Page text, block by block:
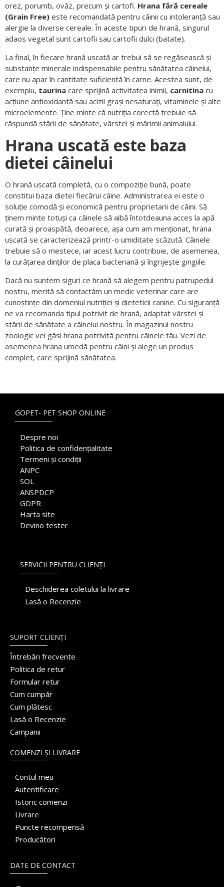
orez, porumb, ovăz, precum și cartofi. Hrana fără cereale
(Grain Free) este recomandată pentru câinii cu intoleranță sau
alergie la diverse cereale. În aceste tipuri de hrană, singurul
adaos vegetal sunt cartofii sau cartofii dulci (batate).
La final, în fiecare hrană uscată ar trebui să se regăsească și
substanțe minerale indispensabile pentru sănătatea câinelui,
care nu apar în cantitate suficientă în carne. Acestea sunt, de
exemplu, taurina care sprijină activitatea inimii, carnitina cu
acțiune antioxidantă sau acizii grași nesaturați, vitaminele și alte
microelemente. Ține minte că nutriția corectă trebuie să
răspundă stării de sănătate, vârstei și mărimii animalului.
Hrana uscată este baza
dietei câinelui
O hrană uscată completă, cu o compoziție bună, poate
constitui baza dietei fiecărui câine. Administrarea ei este o
soluție comodă și economică pentru proprietarii de câini. Să
ținem minte totuși ca câinele să aibă întotdeauna acces la apă
curată și proaspătă, deoarece, așa cum am menționat, hrana
uscată se caracterizează printr-o umiditate scăzută. Câinele
trebuie să o mestece, iar acest lucru contribuie, de asemenea,
la curățarea dinților de placa bacteriană și îngrijește gingiile.
Dacă nu suntem siguri ce hrană să alegem pentru patrupedul
nostru, merită să contactăm un medic veterinar care are
cunoștințe din domeniul nutriției și dieteticii canine. Cu siguranță
ne va recomanda tipul potrivit de hrană, adaptat vârstei și
stării de sănătate a câinelui nostru. În magazinul nostru
zoologic vei găsi hrana potrivită pentru câinele tău. Vezi de
asemenea hrana umedă pentru câini și alege un produs
complet, care sprijină sănătatea.
GOPET- PET SHOP ONLINE
Despre noi
Politica de confidențialitate
Termeni și condiții
ANPC
SOL
ANSPDCP
GDPR
Harta site
Devino tester
SERVICII PENTRU CLIENȚI
Deschiderea coletului la livrare
Lasă o Recenzie
SUPORT CLIENȚI
Întrebări frecvente
Politica de retur
Formular retur
Cum cumpăr
Cum plătesc
Lasă o Recenzie
Campanii
COMENZI ȘI LIVRARE
Contul meu
Autentificare
Istoric comenzi
Livrare
Puncte recompensă
Producători
DATE DE CONTACT